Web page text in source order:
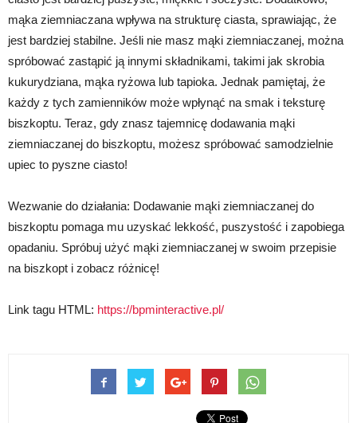
mąka ziemniaczana wpływa na strukturę ciasta, sprawiając, że
jest bardziej stabilne. Jeśli nie masz mąki ziemniaczanej, można
spróbować zastąpić ją innymi składnikami, takimi jak skrobia
kukurydziana, mąka ryżowa lub tapioka. Jednak pamiętaj, że
każdy z tych zamienników może wpłynąć na smak i teksturę
biszkoptu. Teraz, gdy znasz tajemnicę dodawania mąki
ziemniaczanej do biszkoptu, możesz spróbować samodzielnie
upiec to pyszne ciasto!
Wezwanie do działania: Dodawanie mąki ziemniaczanej do
biszkoptu pomaga mu uzyskać lekkość, puszystość i zapobiega
opadaniu. Spróbuj użyć mąki ziemniaczanej w swoim przepisie
na biszkopt i zobacz różnicę!
Link tagu HTML: https://bpminteractive.pl/